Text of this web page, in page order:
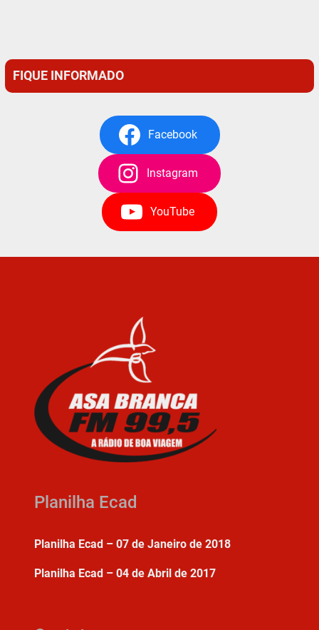
FIQUE INFORMADO
Facebook
Instagram
YouTube
Planilha Ecad
Planilha Ecad – 07 de Janeiro de 2018
Planilha Ecad – 04 de Abril de 2017